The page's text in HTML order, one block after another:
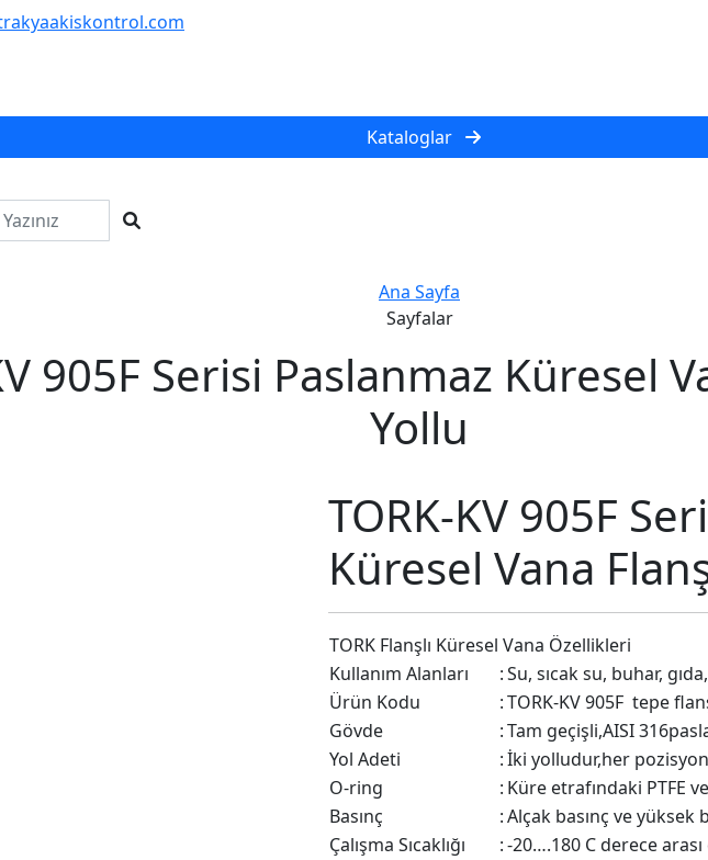
Kataloglar
905F Serisi Paslanmaz Küresel
Yollu
Ana Sayfa
Sayfalar
TORK-KV 905F
Küresel Vana
TORK Flanşlı Küresel Vana Özellikleri
Kullanım Alanları
:Su, sıcak su, buhar,
Ürün Kodu
:TORK-KV 905F tepe
Gövde
:Tam geçişli,AISI
Yol Adeti
:İki yolludur,her
O-ring
: Küre etrafındaki PTFE
Basınç
:Alçak basınç ve yüksek
Çalışma Sıcaklığı
:-20….180 C derece arası